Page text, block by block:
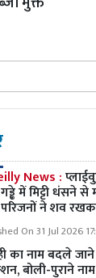
News :
में मिट्टी धंसने
ने शव
On 31 Jul 2026
का नाम बदले
बोली-पुराने